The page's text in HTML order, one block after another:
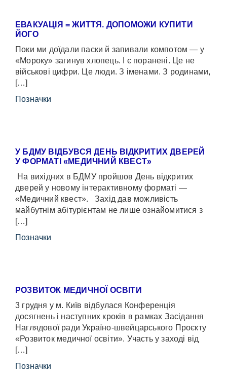
ЕВАКУАЦІЯ = ЖИТТЯ. ДОПОМОЖИ КУПИТИ
ЙОГО
Поки ми доїдали паски й запивали компотом — у
«Мороку» загинув хлопець. І є поранені. Це не
військові цифри. Це люди. З іменами. З родинами,
[…]
Позначки
У БДМУ ВІДБУВСЯ ДЕНЬ ВІДКРИТИХ ДВЕРЕЙ
У ФОРМАТІ «МЕДИЧНИЙ КВЕСТ»
На вихідних в БДМУ пройшов День відкритих
дверей у новому інтерактивному форматі —
«Медичний квест». Захід дав можливість
майбутнім абітурієнтам не лише ознайомитися з
[…]
Позначки
РОЗВИТОК МЕДИЧНОЇ ОСВІТИ
3 грудня у м. Київ відбулася Конференція
досягнень і наступних кроків в рамках Засідання
Наглядової ради Україно-швейцарського Проєкту
«Розвиток медичної освіти». Участь у заході від
[…]
Позначки